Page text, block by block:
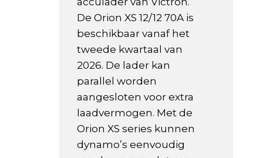
De Orion XS 12/12 70A is
beschikbaar vanaf het
tweede kwartaal van
2026. De lader kan
parallel worden
aangesloten voor extra
laadvermogen. Met de
Orion XS series kunnen
dynamo’s eenvoudig